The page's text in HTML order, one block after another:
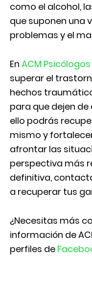
como el alcohol,
que suponen una
problemas y el
En ACM Psicólogos
superar el
hechos
para que dejen
ello podrás
mismo y
afrontar las
perspectiva más
definitiva,
a recuperar tus
¿Necesitas más
información de
perfiles de